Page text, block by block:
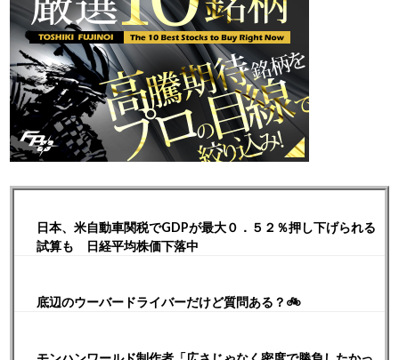
日本、米自動車関税でGDPが最大０．５２％押し下げられる
試算も 日経平均株価下落中
底辺のウーバードライバーだけど質問ある？🚲